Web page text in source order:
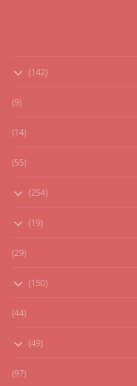
(142)
(9)
(14)
(55)
(254)
(19)
(29)
(150)
(44)
(49)
(97)